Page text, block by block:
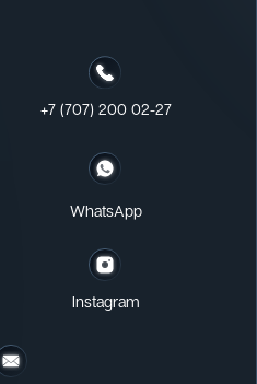
+7 (707) 200 02-27‬
WhatsApp
Instagram